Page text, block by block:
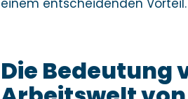
einem entscheidenden Vorteil.
Die Bedeutung